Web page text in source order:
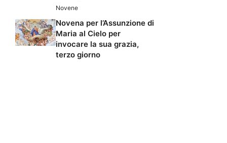
Novene
Novena per l’Assunzione di
Maria al Cielo per
invocare la sua grazia,
terzo giorno